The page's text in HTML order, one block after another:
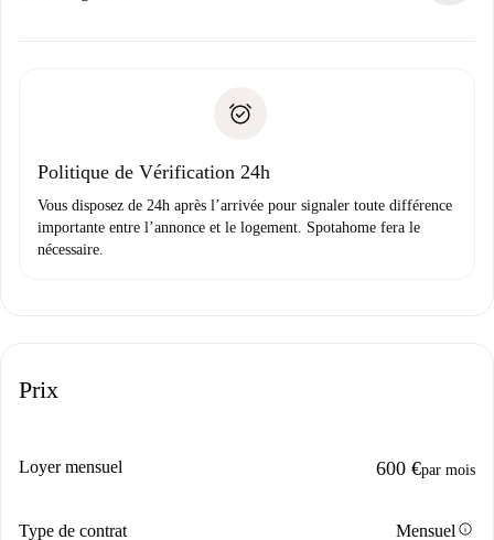
Justificatif de solvabilité
uniquement si aucun problème n'est signalé.
Politique de Vérification 24h
Vous disposez de 24h après l’arrivée pour signaler toute différence
importante entre l’annonce et le logement. Spotahome fera le
nécessaire.
Prix
Loyer mensuel 600 €par mois
Type de contrat Mensuel info